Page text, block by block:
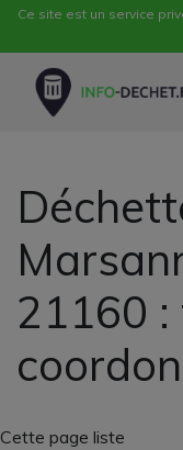
Ce site est un service
21160 :
Cette page liste